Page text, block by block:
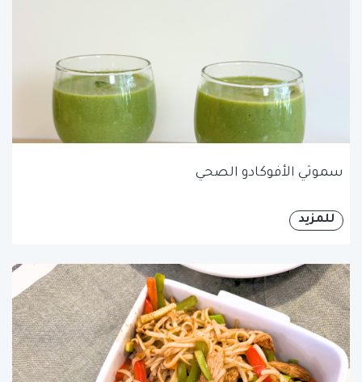
سموثي الأفوكادو الصحي
للمزيد